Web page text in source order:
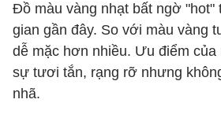
Đồ màu vàng nhạt bất ngờ "hot"
gian gần đây. So với màu vàng
dễ mặc hơn nhiều. Ưu điểm của
sự tươi tắn, rạng rỡ nhưng
nhã.